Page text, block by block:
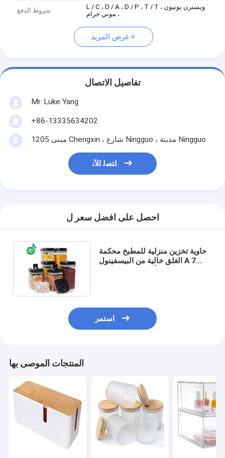
شروط الدفع
L / C ، D / A ، D / P ، T / T ، ويسترن يونيون
، موني جرام
عرض المزيد
تفاصيل الاتصال
Mr. Luke Yang
+86-13335634202
1205 مبنى Chengxin ، شارع Ningguo ، مدينة Ningguo
ﺎﺘﺼﻟ ﺍﻶﻧ
احصل على افضل سعر ل
حاوية تخزين منزلية للمطبخ محكمة
الغلق خالية من البيسفينول A 7
استمر
المنتجات الموصى بها